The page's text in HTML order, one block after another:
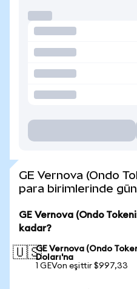
GE Vernova (Ondo
para birimlerinde
GE Vernova (Ondo
kadar?
🇺🇸GE Vernova (Ondo
Doları'na
1 GEVon eşittir $997,33